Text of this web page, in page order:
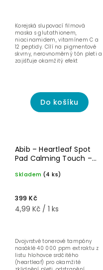
Do košíku
Korejská slupovací filmová
maska s glutathionem,
niacinamidem, vitamínem C a
12 peptidy. Cílí na pigmentové
skvrny, nerovnoměrný tón pleti a
zajišťuje okamžitý efekt
Abib – Heartleaf Spot
Pad Calming Touch –
tampony – 150 ml / 80
Skladem (4 ks)
399 Kč
4,99 Kč / 1 ks
Dvojvrstvé tonerové tampóny
nasáklé 40 000 ppm extraktu z
listu hlohovce srdčitého
(heartleaf) pro okamžité